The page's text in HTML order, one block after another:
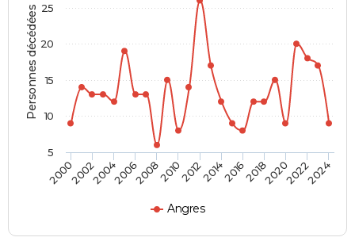
Personnes décédées
Angres
2000200220042006200820102012201420162018202020222024
5
10
15
20
25